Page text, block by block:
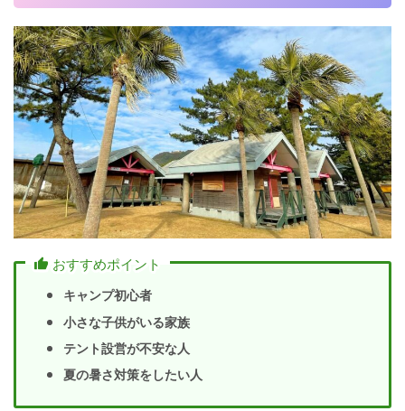
おすすめポイント
キャンプ初心者
小さな子供がいる家族
テント設営が不安な人
夏の暑さ対策をしたい人